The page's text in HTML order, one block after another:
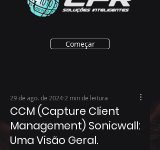
Começar
CCM (Capture Client
Management) Sonicwall:
Uma Visão Geral.
29 de ago. de 2024 2 min de leitura